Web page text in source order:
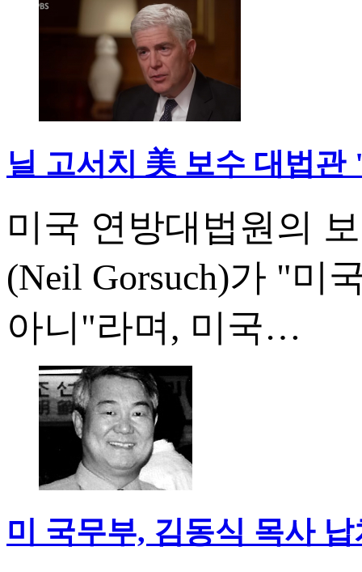
닐 고서치 美 보수 대법
미국 연방대법원의
(Neil Gorsuch)가 "미
아니"라며, 미국…
미 국무부, 김동식 목사